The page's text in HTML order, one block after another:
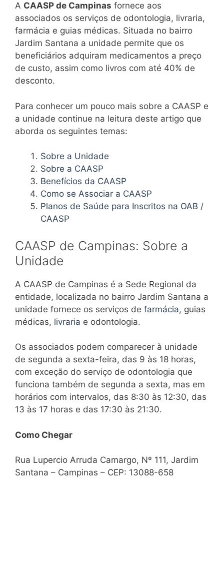
A CAASP de Campinas fornece aos
associados os serviços de odontologia, livraria,
farmácia e guias médicas. Situada no bairro
Jardim Santana a unidade permite que os
beneficiários adquiram medicamentos a preço
de custo, assim como livros com até 40% de
desconto.
Para conhecer um pouco mais sobre a CAASP e
a unidade continue na leitura deste artigo que
aborda os seguintes temas:
Sobre a Unidade
Sobre a CAASP
Benefícios da CAASP
Como se Associar a CAASP
Planos de Saúde para Inscritos na OAB /
CAASP
CAASP de Campinas: Sobre a
Unidade
A CAASP de Campinas é a Sede Regional da
entidade, localizada no bairro Jardim Santana a
unidade fornece os serviços de farmácia, guias
médicas, livraria e odontologia.
Os associados podem comparecer à unidade
de segunda a sexta-feira, das 9 às 18 horas,
com exceção do serviço de odontologia que
funciona também de segunda a sexta, mas em
horários com intervalos, das 8:30 às 12:30, das
13 às 17 horas e das 17:30 às 21:30.
Como Chegar
Rua Lupercio Arruda Camargo, Nº 111, Jardim
Santana – Campinas – CEP: 13088-658